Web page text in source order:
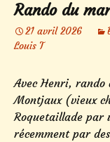
Rando du
21 avril 2026
Louis T
Avec Henri,
Montjaux (vieux
Roquetaillade par
récemment par